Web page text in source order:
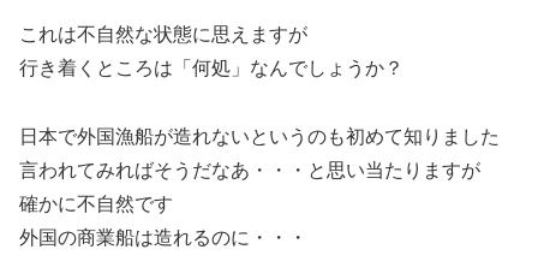
これは不自然な状態に思えますが
行き着くところは「何処」なんでしょうか？
日本で外国漁船が造れないというのも初めて知りました
言われてみればそうだなあ・・・と思い当たりますが
確かに不自然です
外国の商業船は造れるのに・・・